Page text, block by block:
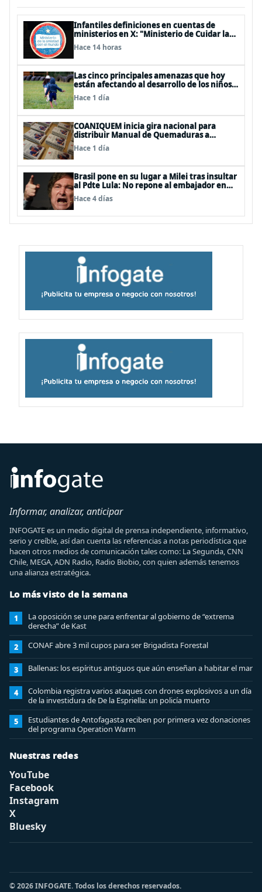
Infantiles definiciones en cuentas de
ministerios en X: "Ministerio de Cuidar la
Plata", "Ministerio de la amistad..."
Hace 14 horas
Las cinco principales amenazas que hoy
están afectando al desarrollo de los niños
en Chile
Hace 1 día
COANIQUEM inicia gira nacional para
distribuir Manual de Quemaduras a
profesionales de la salud
Hace 1 día
Brasil pone en su lugar a Milei tras insultar
al Pdte Lula: No repone al embajador en
BBSS y rebaja la relación bilateral
Hace 4 días
Informar, analizar, anticipar
INFOGATE es un medio digital de prensa independiente, informativo,
serio y creíble, así dan cuenta las referencias a notas periodística que
hacen otros medios de comunicación tales como: La Segunda, CNN
Chile, MEGA, ADN Radio, Radio Biobio, con quien además tenemos
una alianza estratégica.
Lo más visto de la semana
1
La oposición se une para enfrentar al gobierno de “extrema
derecha” de Kast
2 CONAF abre 3 mil cupos para ser Brigadista Forestal
3 Ballenas: los espíritus antiguos que aún enseñan a habitar el mar
4
Colombia registra varios ataques con drones explosivos a un día
de la investidura de De la Espriella: un policía muerto
5
Estudiantes de Antofagasta reciben por primera vez donaciones
del programa Operation Warm
Nuestras redes
YouTube
Facebook
Instagram
X
Bluesky
© 2026 INFOGATE. Todos los derechos reservados.